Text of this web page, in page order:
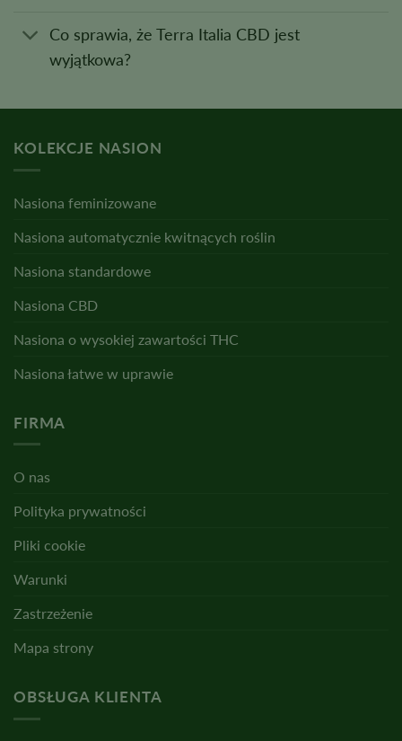
Co sprawia, że Terra Italia CBD jest
wyjątkowa?
KOLEKCJE NASION
Nasiona feminizowane
Nasiona automatycznie kwitnących roślin
Nasiona standardowe
Nasiona CBD
Nasiona o wysokiej zawartości THC
Nasiona łatwe w uprawie
FIRMA
O nas
Polityka prywatności
Pliki cookie
Warunki
Zastrzeżenie
Mapa strony
OBSŁUGA KLIENTA